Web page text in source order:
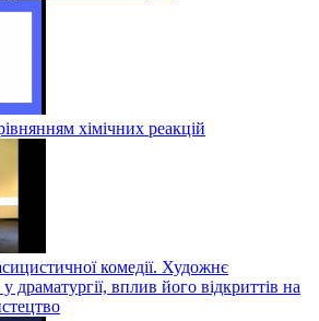
хімічних реакцій
комедії. Художнє
драматургії, вплив його відкриттів на